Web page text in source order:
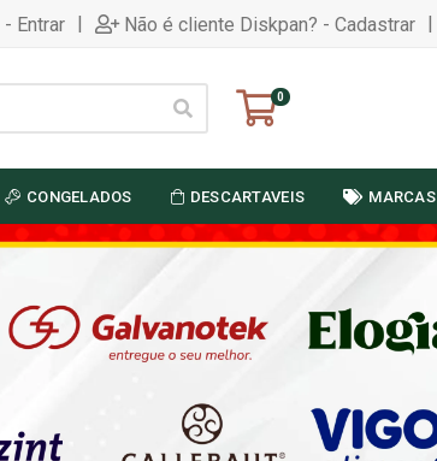
Entrar | Não é cliente Diskpan? - Cadastrar |
0
CONGELADOS DESCARTAVEIS MARCAS